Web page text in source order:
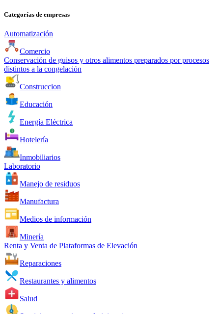
Categorías de empresas
Automatización
Comercio
Conservación de guisos y otros alimentos preparados por procesos
distintos a la congelación
Construccion
Educación
Energía Eléctrica
Hotelería
Inmobiliarios
Laboratorio
Manejo de residuos
Manufactura
Medios de información
Minería
Renta y Venta de Plataformas de Elevación
Reparaciones
Restaurantes y alimentos
Salud